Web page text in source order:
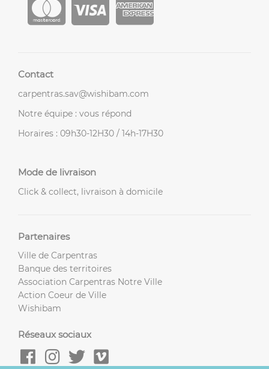
Contact
carpentras.sav@wishibam.com
Notre équipe : vous répond
Horaires : 09h30-12H30 / 14h-17H30
Mode de livraison
Click & collect, livraison à domicile
Partenaires
Ville de Carpentras
Banque des territoires
Association Carpentras Notre Ville
Action Coeur de Ville
Wishibam
Réseaux sociaux